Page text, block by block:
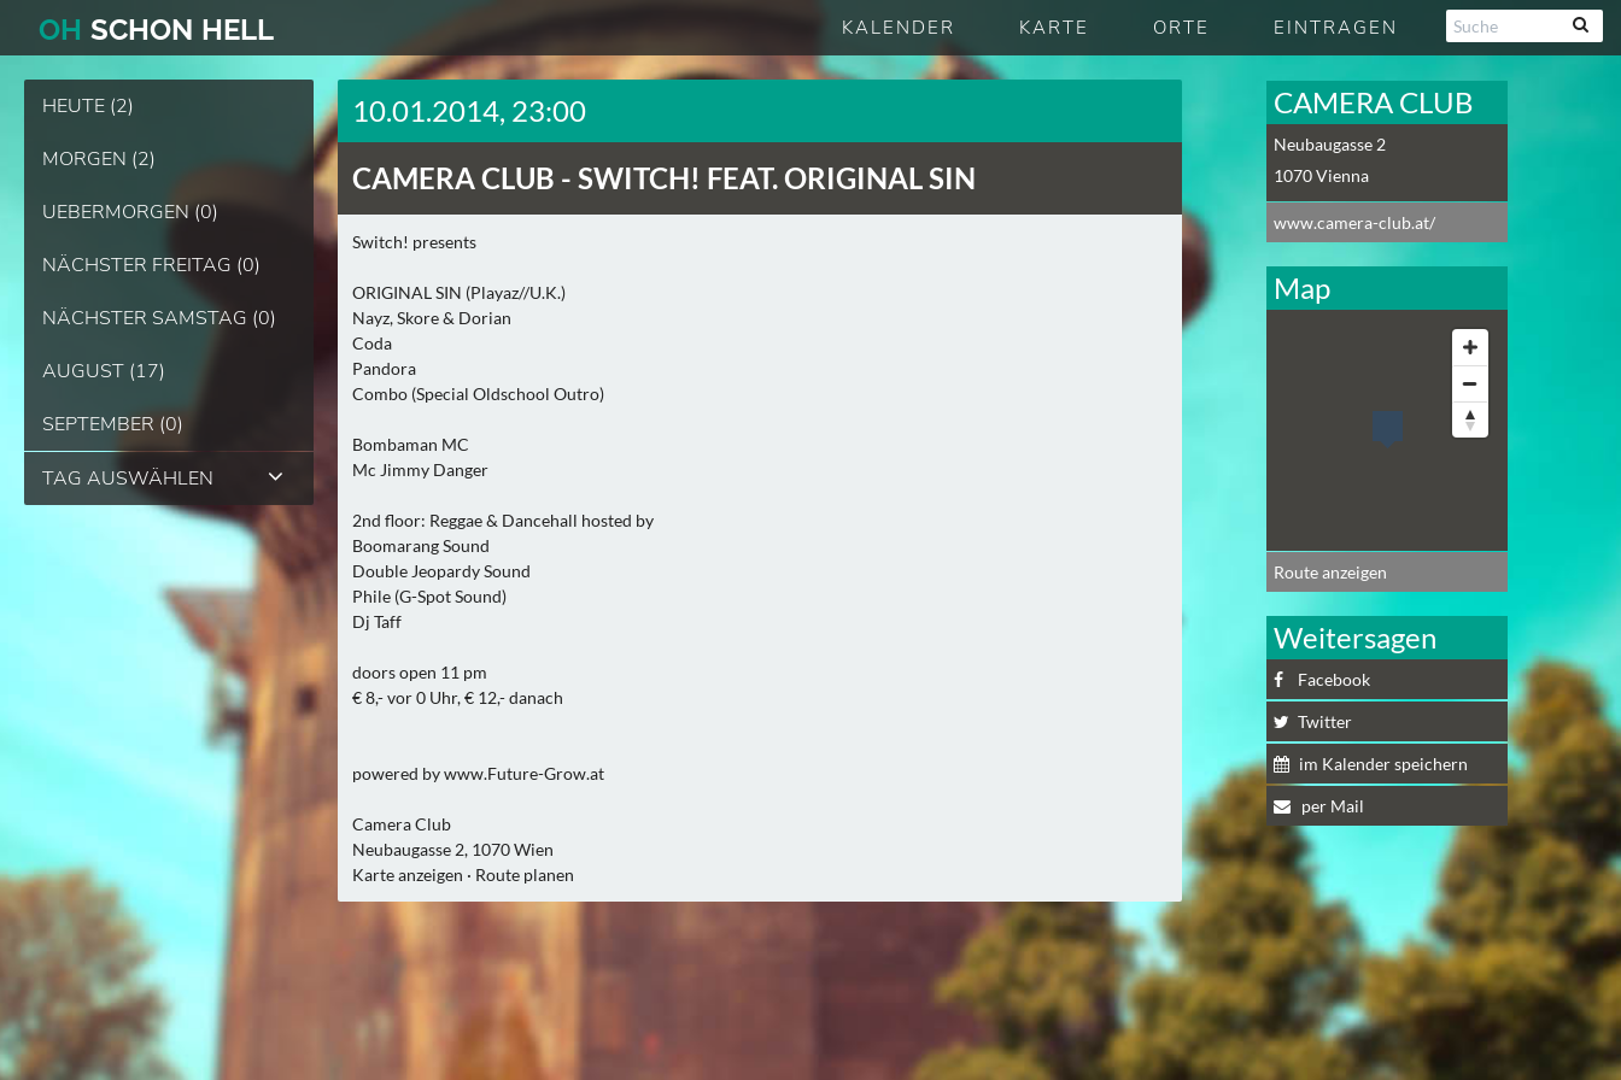
OH SCHON HELL KALENDER KARTE ORTE EINTRAGEN
HEUTE (2)
MORGEN (2)
UEBERMORGEN (0)
NÄCHSTER FREITAG (0)
NÄCHSTER SAMSTAG (0)
AUGUST (17)
SEPTEMBER (0)
TAG AUSWÄHLEN
10.01.2014, 23:00
CAMERA CLUB - SWITCH! FEAT. ORIGINAL SIN
Switch! presents
ORIGINAL SIN (Playaz//U.K.)
Nayz, Skore & Dorian
Coda
Pandora
Combo (Special Oldschool Outro)
Bombaman MC
Mc Jimmy Danger
2nd floor: Reggae & Dancehall hosted by
Boomarang Sound
Double Jeopardy Sound
Phile (G-Spot Sound)
Dj Taff
doors open 11 pm
€ 8,- vor 0 Uhr, € 12,- danach
powered by www.Future-Grow.at
Camera Club
Neubaugasse 2, 1070 Wien
Karte anzeigen · Route planen
CAMERA CLUB
Neubaugasse 2
1070Vienna
www.camera-club.at/
Map
Route anzeigen
Weitersagen
Facebook
Twitter
im Kalender speichern
per Mail